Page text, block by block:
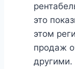
это
этом
продаж
другими.